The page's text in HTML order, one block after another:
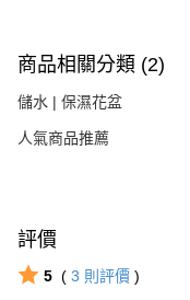
商品相關分類 (2)
儲水 | 保濕花盆
人氣商品推薦
評價
5 ( 3 則評價 )